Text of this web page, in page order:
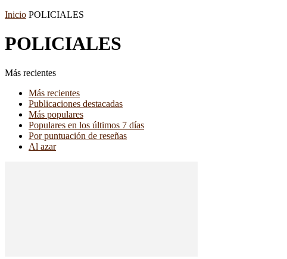
Inicio POLICIALES
POLICIALES
Más recientes
Más recientes
Publicaciones destacadas
Más populares
Populares en los últimos 7 días
Por puntuación de reseñas
Al azar